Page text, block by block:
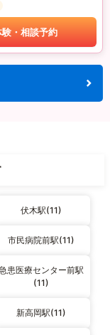
験・相談予約
伏木駅(11)
市民病院前駅(11)
患医療センター前駅
(11)
新高岡駅(11)